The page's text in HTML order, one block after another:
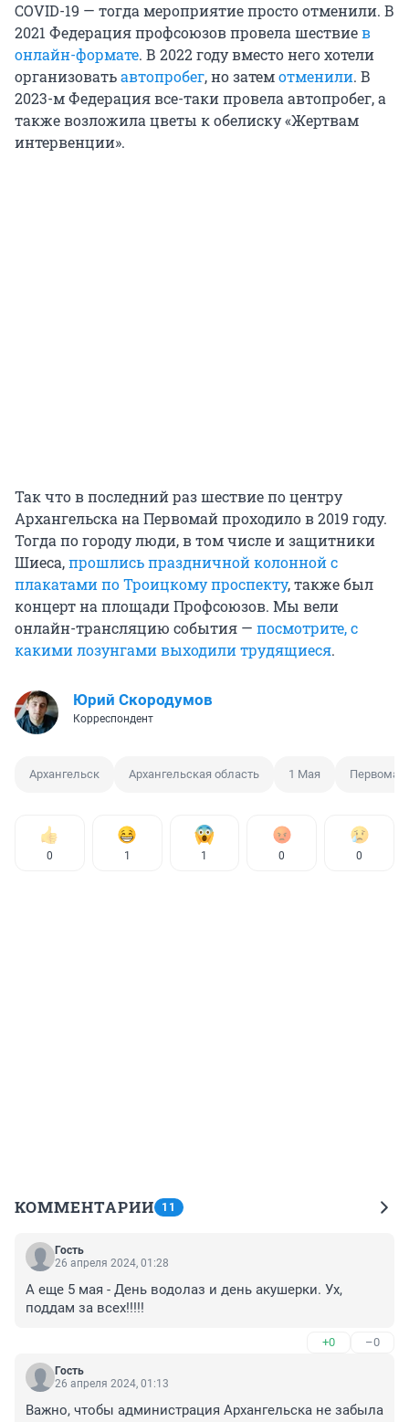
COVID-19 — тогда мероприятие просто отменили. В
2021 Федерация профсоюзов провела шествиев
онлайн-формате. В 2022 году вместо него хотели
организоватьавтопробег, но затемотменили. В
2023-м Федерация все-таки провела автопробег, а
также возложила цветы к обелиску «Жертвам
интервенции».
Так что в последний раз шествие по центру
Архангельска на Первомай проходило в 2019 году.
Тогда по городу люди, в том числе и защитники
Шиеса,прошлись праздничной колонной с
плакатами по Троицкому проспекту, также был
концерт на площади Профсоюзов. Мы вели
онлайн-трансляцию события — посмотрите, с
какими лозунгами выходили трудящиеся.
Юрий Скородумов
Корреспондент
Архангельск Архангельская область 1 Мая Первомай
0 1 1 0 0
КОММЕНТАРИИ 11
Гость
26 апреля 2024, 01:28
А еще 5 мая - День водолаз и день акушерки. Ух,
поддам за всех!!!!!
+0 –0
Гость
26 апреля 2024, 01:13
Важно, чтобы администрация Архангельска не забыла